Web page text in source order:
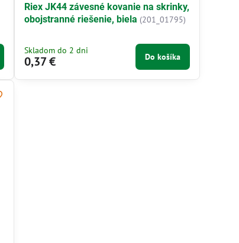
Riex JK44 závesné kovanie na skrinky,
obojstranné riešenie, biela (201_01795)
Skladom do 2 dni
0,37 € Do košíka